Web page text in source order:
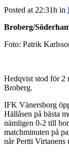
Posted at 22:31h in
Broberg/
Foto: Patrik
Hedqvist stod för 2
Broberg.
IFK Vänersborg
Hällåsen på bästa
nämligen 0-2 till
matchminuten på
når Pertti Virtanens